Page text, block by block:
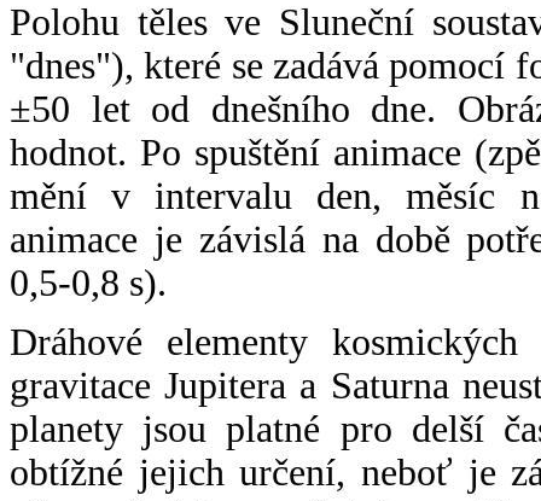
Polohu těles ve Sluneční
"dnes"), které se zadává pomocí
±50 let od dnešního dne.
hodnot. Po spuštění animace
mění v intervalu den, měsíc
animace je závislá na době
0,5-0,8 s).
Dráhové elementy
gravitace Jupitera a Saturna
planety jsou platné pro delší
obtížné jejich určení, neboť je